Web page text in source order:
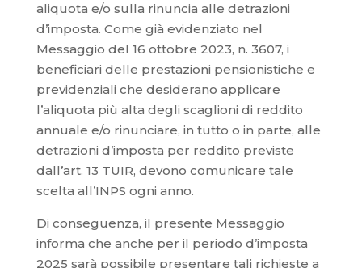
aliquota e/o sulla rinuncia alle detrazioni
d’imposta. Come già evidenziato nel
Messaggio del 16 ottobre 2023, n. 3607, i
beneficiari delle prestazioni pensionistiche e
previdenziali che desiderano applicare
l’aliquota più alta degli scaglioni di reddito
annuale e/o rinunciare, in tutto o in parte, alle
detrazioni d’imposta per reddito previste
dall’art. 13 TUIR, devono comunicare tale
scelta all’INPS ogni anno.
Di conseguenza, il presente Messaggio
informa che anche per il periodo d’imposta
2025 sarà possibile presentare tali richieste a